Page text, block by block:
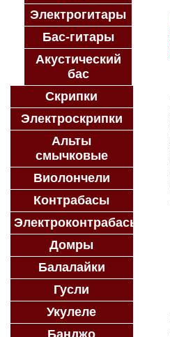
Электрогитары
Бас-гитары
Акустический
бас
Скрипки
Электроскрипки
Альты
смычковые
Виолончели
Контрабасы
Электроконтрабасы
Домры
Балалайки
Гусли
Укулеле
Банджо